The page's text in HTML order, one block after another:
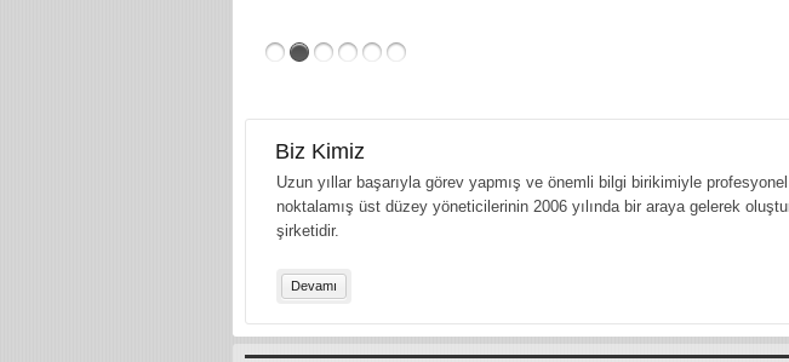
Biz Kimiz
Uzun yıllar başarıyla görev yapmış ve önemli bilgi birikimiyle profesyonel
noktalamış üst düzey yöneticilerinin 2006 yılında bir araya gelerek
şirketidir.
Devamı